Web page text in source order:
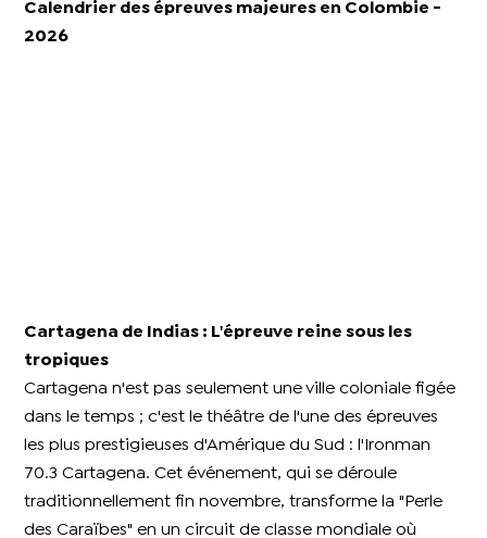
Calendrier des épreuves majeures en Colombie -
2026
Cartagena de Indias : L'épreuve reine sous les
tropiques​
Cartagena n'est pas seulement une ville coloniale figée
dans le temps ; c'est le théâtre de l'une des épreuves
les plus prestigieuses d'Amérique du Sud : l'Ironman
70.3 Cartagena. Cet événement, qui se déroule
traditionnellement fin novembre, transforme la "Perle
des Caraïbes" en un circuit de classe mondiale où